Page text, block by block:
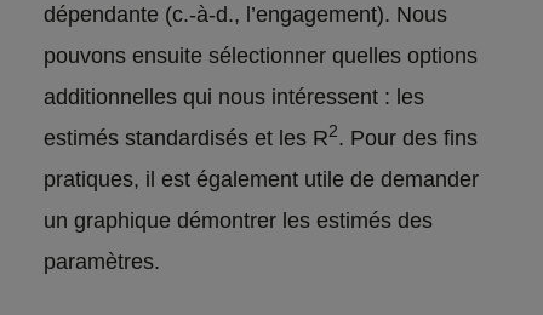
dépendante (c.-à-d., l’engagement). Nous
pouvons ensuite sélectionner quelles options
additionnelles qui nous intéressent : les
estimés standardisés et les R2. Pour des fins
pratiques, il est également utile de demander
un graphique démontrer les estimés des
paramètres.